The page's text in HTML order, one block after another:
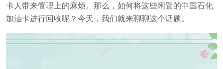
卡人带来管理上的麻烦。那么，如何将这些闲置的中国石化
加油卡进行回收呢？今天，我们就来聊聊这个话题。